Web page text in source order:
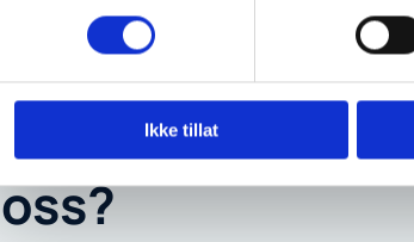
Ikke tillat
Hvorfor velge
oss?